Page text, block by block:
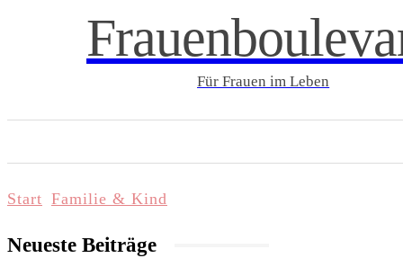
Für Frauen im Leben
Start Familie & Kind
Neueste Beiträge